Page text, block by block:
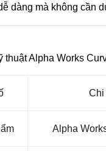
dàng mà không cần
thuật Alpha Works
Chi
Alpha